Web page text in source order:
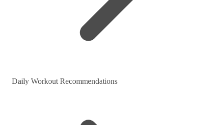
Daily Workout Recommendations